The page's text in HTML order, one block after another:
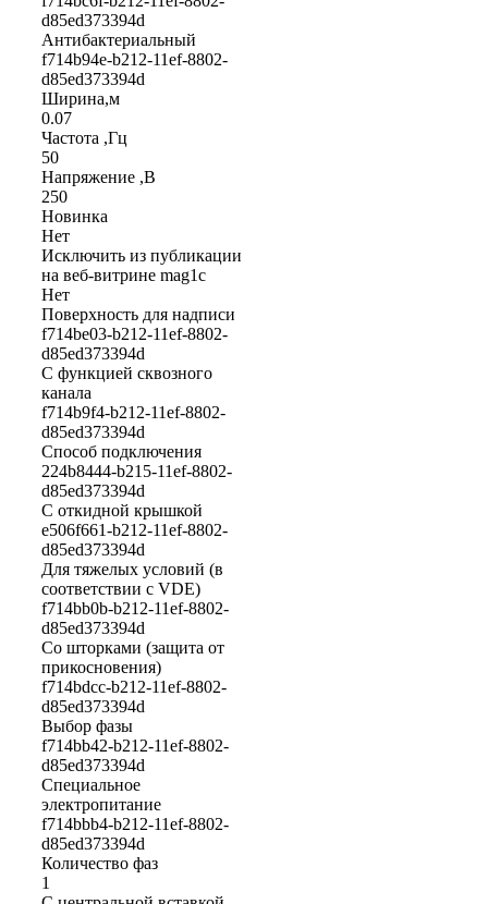
d85ed373394d
Антибактериальный
f714b94e-b212-11ef-8802-
d85ed373394d
Ширина,м
0.07
Частота ,Гц
50
Напряжение ,В
250
Новинка
Нет
Исключить из публикации
на веб-витрине mag1c
Нет
Поверхность для надписи
f714be03-b212-11ef-8802-
d85ed373394d
С функцией сквозного
канала
f714b9f4-b212-11ef-8802-
d85ed373394d
Способ подключения
224b8444-b215-11ef-8802-
d85ed373394d
С откидной крышкой
e506f661-b212-11ef-8802-
d85ed373394d
Для тяжелых условий (в
соответствии с VDE)
f714bb0b-b212-11ef-8802-
d85ed373394d
Со шторками (защита от
прикосновения)
f714bdcc-b212-11ef-8802-
d85ed373394d
Выбор фазы
f714bb42-b212-11ef-8802-
d85ed373394d
Cпециальное
электропитание
f714bbb4-b212-11ef-8802-
d85ed373394d
Количество фаз
1